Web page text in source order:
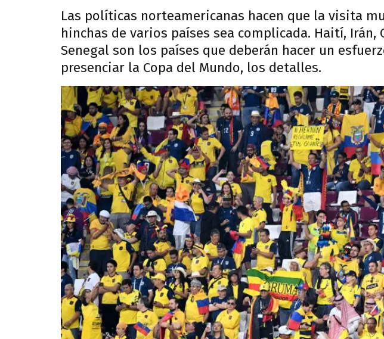
Las políticas norteamericanas hacen que la visita
hinchas de varios países sea complicada. Haití, Irán,
Senegal son los países que deberán hacer un
presenciar la Copa del Mundo, los detalles.